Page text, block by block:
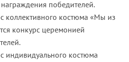
победителей.
коллективного костюма «Мы из
конкурс церемонией
индивидуального костюма